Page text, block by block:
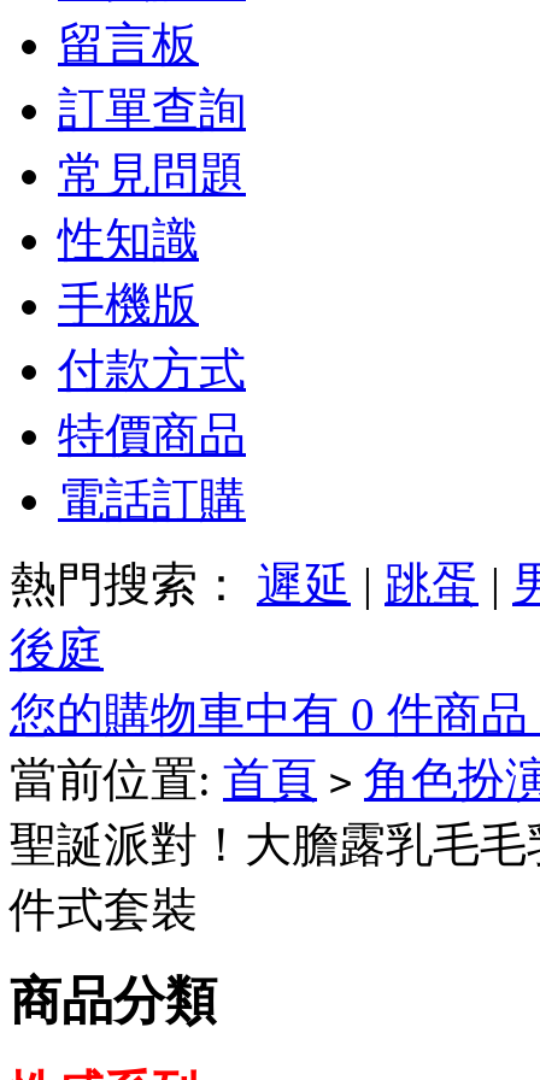
留言板
訂單查詢
常見問題
性知識
手機版
付款方式
特價商品
電話訂購
熱門搜索： 遲延 | 跳蛋 |
後庭
您的購物車中有 0 件商
當前位置: 首頁 > 角色扮
聖誕派對！大膽露乳毛
件式套裝
商品分類